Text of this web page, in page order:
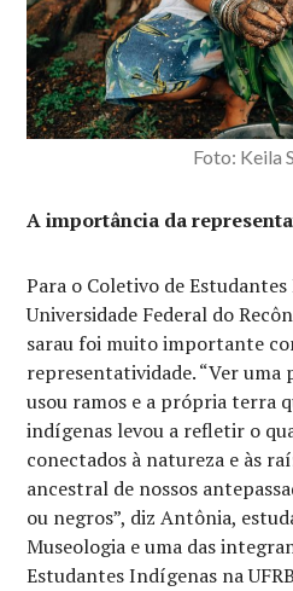
Foto: Keila
A importância da
Para o Coletivo de
Universidade Federal do
sarau foi muito importante
representatividade. “Ver uma
usou ramos e a própria terra
indígenas levou a refletir o
conectados à natureza e às
ancestral de nossos
ou negros”, diz Antônia,
Museologia e uma das
Estudantes Indígenas na